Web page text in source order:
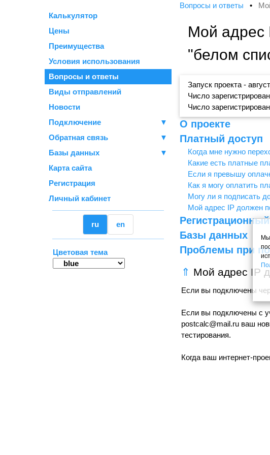
Калькулятор
Цены
Преимущества
Условия использования
Вопросы и ответы
Виды отправлений
Новости
Подключение
▼
Обратная связь
▼
Базы данных
▼
Карта сайта
Регистрация
Личный кабинет
ru en
Цветовая тема
Вопросы и ответы •
Мой адрес
"белом
Запуск проекта -
Число
Число
О проекте
Платный доступ
Когда мне нужно
Какие есть платные
Если я превышу
Как я могу оплатить
Могу ли я подписать
Мой адрес IP должен
Базы данных
Проблемы при
⇑ Мой адрес IP
Если вы подключены
Если вы подключены с
postcalc@mail.ru ваш
тестирования.
Когда ваш интернет-